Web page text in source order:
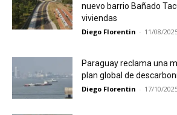
nuevo barrio Bañado
viviendas
Diego Florentin - 11/08/
Paraguay reclama una
plan global de
Diego Florentin - 17/10/